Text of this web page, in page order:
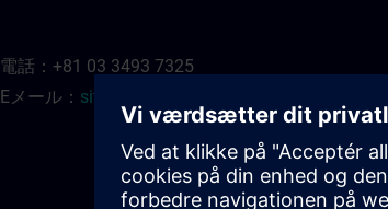
電話：+81 03 3493 7325
Eメール： sitrain.jp@siemens.com